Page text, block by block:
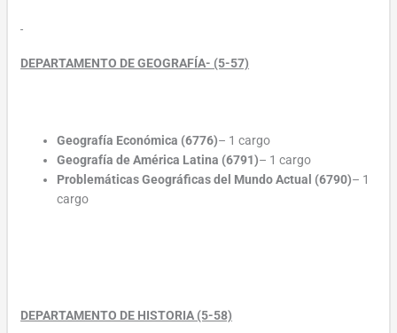
DEPARTAMENTO DE GEOGRAFÍA- (5-57)
Geografía Económica (6776)– 1 cargo
Geografía de América Latina (6791)– 1 cargo
Problemáticas Geográficas del Mundo Actual (6790)– 1
cargo
DEPARTAMENTO DE HISTORIA (5-58)